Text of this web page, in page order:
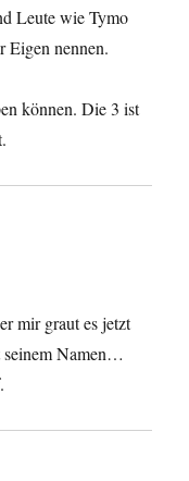
Leute wie Tymo
Eigen nennen.
können. Die 3 ist
mir graut es jetzt
seinem Namen…